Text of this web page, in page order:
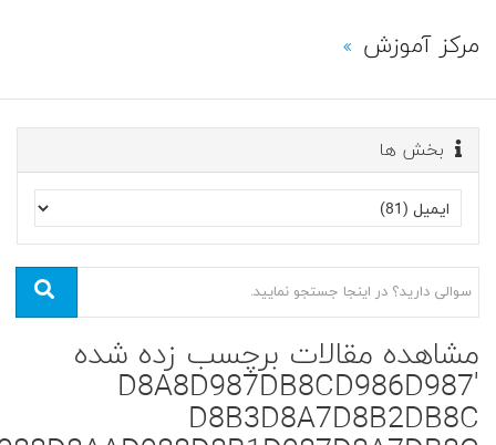
مرکز آموزش
بخش ها
مشاهده مقالات برچسب زده شده
'D8A8D987DB8CD986D987
D8B3D8A7D8B2DB8C